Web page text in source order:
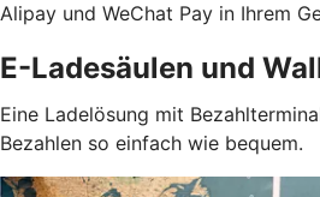
Alipay und WeChat Pay in Ihrem
E-Ladesäulen und
Eine Ladelösung mit
Bezahlen so einfach wie bequem.